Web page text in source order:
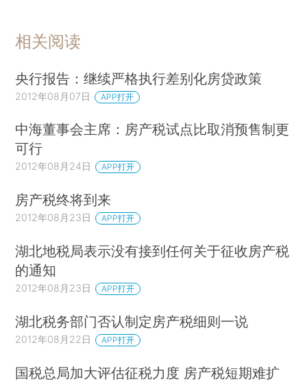
相关阅读
央行报告：继续严格执行差别化房贷政策
2012年08月07日 APP打开
中海董事会主席：房产税试点比取消预售制更
可行
2012年08月24日 APP打开
房产税终将到来
2012年08月23日 APP打开
湖北地税局表示没有接到任何关于征收房产税
的通知
2012年08月23日 APP打开
湖北税务部门否认制定房产税细则一说
2012年08月22日 APP打开
国税总局加大评估征税力度 房产税短期难扩